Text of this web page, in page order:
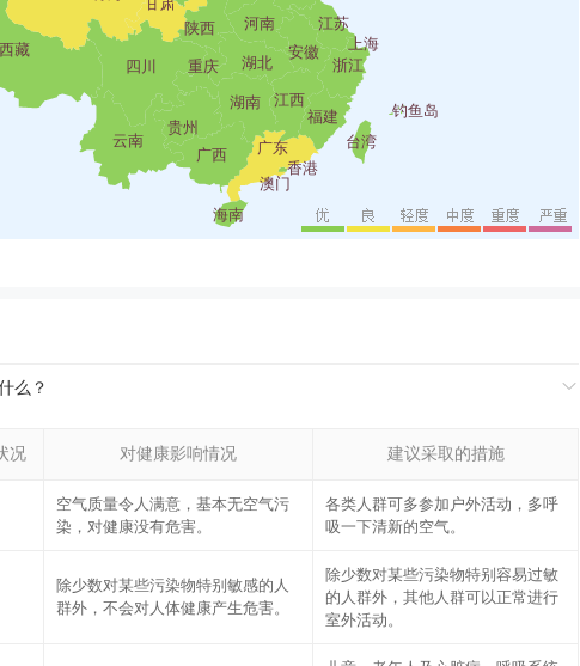
江苏
浙江
安徽
河南
陕西
湖北
江西
福建
湖南
贵州
四川
云南
海南
上海
重庆
广西
西藏
广东
香港
台湾
澳门
钓鱼岛
么？
况 对健康影响情况 建议采取的措施
空气质量令人满意，基本无空气污
染，对健康没有危害。
各类人群可多参加户外活动，多呼
吸一下清新的空气。
除少数对某些污染物特别敏感的人
群外，不会对人体健康产生危害。
除少数对某些污染物特别容易过敏
的人群外，其他人群可以正常进行
室外活动。